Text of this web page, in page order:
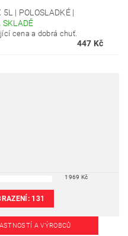
| POLOSLADKÉ |
cena a dobrá chuť.
447 Kč
1969 Kč
131
A VÝROBCŮ